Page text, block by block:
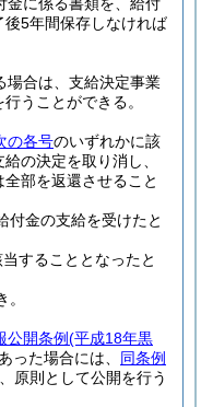
5年間保存しなければ
場合は、支給決定事業
うことができる。
の各号のいずれかに該
の決定を取り消し、
部を返還させること
付金の支給を受けたと
することとなったと
公開条例(平成18年黒
った場合には、 同条例
原則として公開を行う